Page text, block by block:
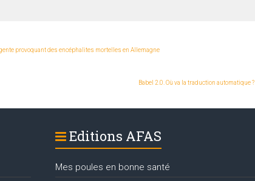
provoquant des encéphalites mortelles en Allemagne
Babel 2.0. Où va la traduction automatique ?
Editions AFAS
Mes poules en bonne santé